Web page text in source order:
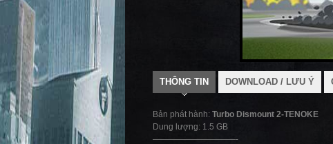
THÔNG TIN DOWNLOAD / LƯU Ý
Bản phát hành: Turbo Dismount 2-TENOKE
Dung lượng: 1.5 GB
——————————-